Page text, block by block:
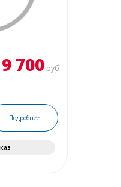
9 700 руб.
Подробнее